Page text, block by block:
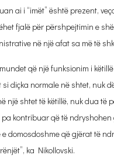
ai i “imët” është prezent,
fjalë për përshpejtimin e
në një afat sa më të
që një funksionim i
si diçka normale në shtet, nuk
një shtet të këtillë, nuk dua të
pa kontribuar që të ndryshohen
e domosdoshme që gjërat të
ka Nikollovski.